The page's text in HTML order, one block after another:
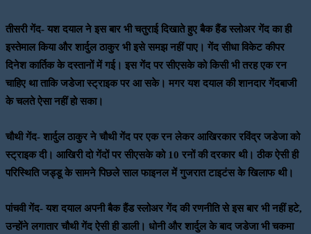
तीसरी गेंद- यश दयाल ने इस बार भी चतुराई दिखाते हुए बैक हैंड स्लोअर गेंद का ही
इस्तेमाल किया और शार्दुल ठाकुर भी इसे समझ नहीं पाए। गेंद सीधा विकेट कीपर
दिनेश कार्तिक के दस्तानों में गई। इस गेंद पर सीएसके को किसी भी तरह एक रन
चाहिए था ताकि जडेजा स्ट्राइक पर आ सके। मगर यश दयाल की शानदार गेंदबाजी
के चलते ऐसा नहीं हो सका।
चौथी गेंद- शार्दुल ठाकुर ने चौथी गेंद पर एक रन लेकर आखिरकार रविंद्र जडेजा को
स्ट्राइक दी। आखिरी दो गेंदों पर सीएसके को 10 रनों की दरकार थी। ठीक ऐसी ही
परिस्थिति जड्डू के सामने पिछले साल फाइनल में गुजरात टाइटंस के खिलाफ थी।
पांचवी गेंद- यश दयाल अपनी बैक हैंड स्लोअर गेंद की रणनीति से इस बार भी नहीं हटे,
उन्होंने लगातार चौथी गेंद ऐसी ही डाली। धोनी और शार्दुल के बाद जडेजा भी चकमा